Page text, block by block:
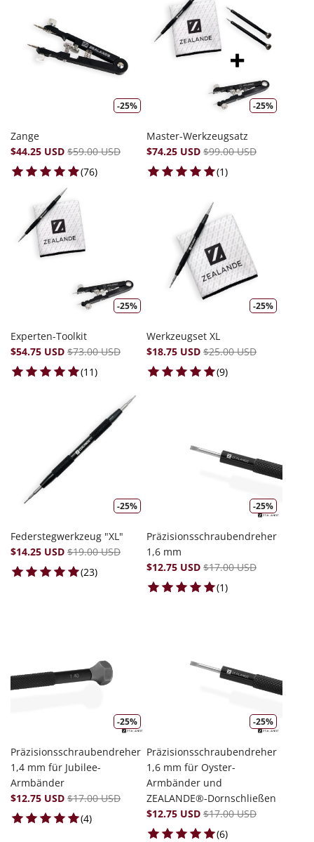
-25%
Zange
$44.25 USD $59.00 USD
(76)76 total reviews
-25%
Master-Werkzeugsatz
$74.25 USD $99.00 USD
(1)1 total reviews
-25%
Experten-Toolkit
$54.75 USD $73.00 USD
(11)11 total reviews
-25%
Werkzeugset XL
$18.75 USD $25.00 USD
(9)9 total reviews
-25%
Federstegwerkzeug "XL"
$14.25 USD $19.00 USD
(23)23 total reviews
-25%
Präzisionsschraubendreher
1,6 mm
$12.75 USD $17.00 USD
(1)1 total reviews
-25%
Präzisionsschraubendreher
1,4 mm für Jubilee-
Armbänder
$12.75 USD $17.00 USD
(4)4 total reviews
-25%
Präzisionsschraubendreher
1,6 mm für Oyster-
Armbänder und
ZEALANDE®-Dornschließen
$12.75 USD $17.00 USD
(6)6 total reviews